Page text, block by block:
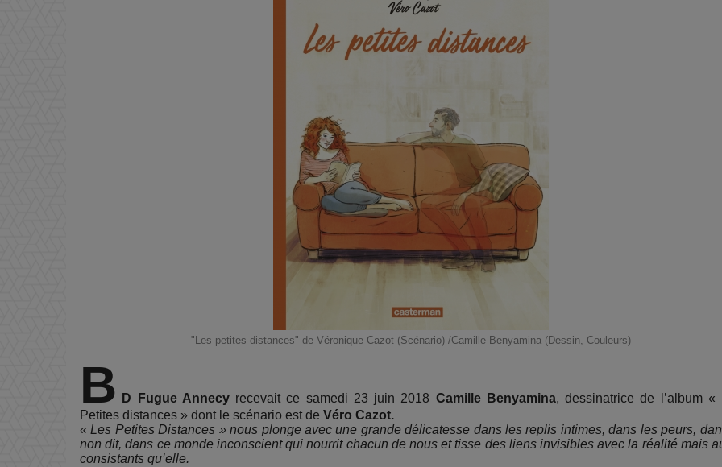
"Les petites distances" de Véronique Cazot (Scénario) /Camille Benyamina (Dessin, Couleurs)
B D Fugue Annecyrecevait ce samedi 23 juin 2018 Camille Benyamina, dessinatrice de l’album «
Petites distances » dont le scénario est de Véro Cazot.
« Les Petites Distances » nous plonge avec une grande délicatesse dans les replis intimes, dans les peurs,
non dit, dans ce monde inconscient qui nourrit chacun de nous et tisse des liens invisibles avec la réalité mais
consistants qu’elle.